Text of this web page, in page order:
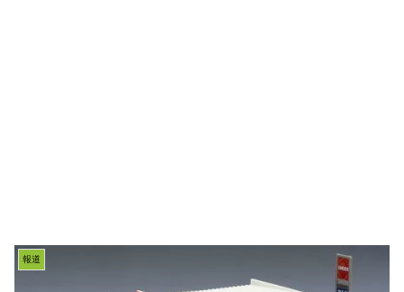
報道